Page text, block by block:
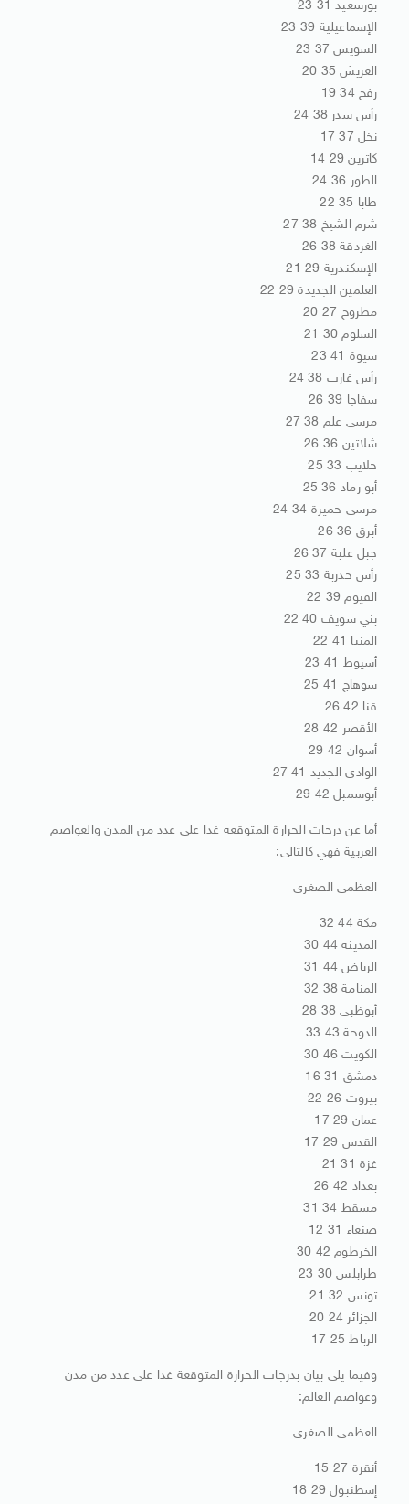
بورسعيد 31 23
الإسماعيلية 39 23
السويس 37 23
العريش 35 20
رفح 34 19
رأس سدر 38 24
نخل 37 17
كاترين 29 14
الطور 36 24
طابا 35 22
شرم الشيخ 38 27
الغردقة 38 26
الإسكندرية 29 21
العلمين الجديدة 29 22
مطروح 27 20
السلوم 30 21
سيوة 41 23
رأس غارب 38 24
سفاجا 39 26
مرسى علم 38 27
شلاتين 36 26
حلايب 33 25
أبو رماد 36 25
مرسى حميرة 34 24
أبرق 36 26
جبل علبة 37 26
رأس حدربة 33 25
الفيوم 39 22
بني سويف 40 22
المنيا 41 22
أسيوط 41 23
سوهاج 41 25
قنا 42 26
الأقصر 42 28
أسوان 42 29
الوادى الجديد 41 27
أبوسمبل 42 29
أما عن درجات الحرارة المتوقعة غدا على عدد من المدن والعواصم
العربية فهي كالتالى:
العظمى الصغرى
مكة 44 32
المدينة 44 30
الرياض 44 31
المنامة 38 32
أبوظبى 38 28
الدوحة 43 33
الكويت 46 30
دمشق 31 16
بيروت 26 22
عمان 29 17
القدس 29 17
غزة 31 21
بغداد 42 26
مسقط 34 31
صنعاء 31 12
الخرطوم 42 30
طرابلس 30 23
تونس 32 21
الجزائر 24 20
الرباط 25 17
وفيما يلى بيان بدرجات الحرارة المتوقعة غدا على عدد من مدن
وعواصم العالم:
العظمى الصغرى
أنقرة 27 15
إسطنبول 29 18